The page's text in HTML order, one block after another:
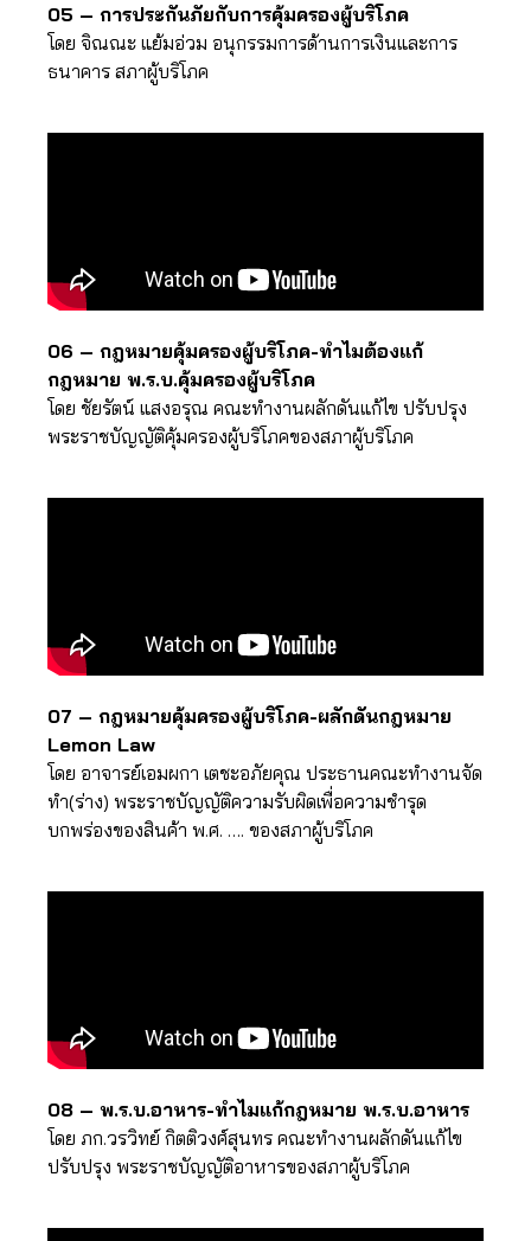
05 – การประกันภัยกับการคุ้มครองผู้บริโภค
โดย จิณณะ แย้มอ่วม อนุกรรมการด้านการเงินและการ
ธนาคาร สภาผู้บริโภค
06 – กฎหมายคุ้มครองผู้บริโภค-ทำไมต้องแก้
กฎหมาย พ.ร.บ.คุ้มครองผู้บริโภค
โดย ชัยรัตน์ แสงอรุณ คณะทำงานผลักดันแก้ไข ปรับปรุง
พระราชบัญญัติคุ้มครองผู้บริโภคของสภาผู้บริโภค
07 – กฎหมายคุ้มครองผู้บริโภค-ผลักดันกฎหมาย
Lemon Law
โดย อาจารย์เอมผกา เตชะอภัยคุณ ประธานคณะทำงานจัด
ทำ(ร่าง) พระราชบัญญัติความรับผิดเพื่อความชำรุด
บกพร่องของสินค้า พ.ศ. …. ของสภาผู้บริโภค
08 – พ.ร.บ.อาหาร-ทำไมแก้กฎหมาย พ.ร.บ.อาหาร
โดย ภก.วรวิทย์ กิตติวงศ์สุนทร คณะทำงานผลักดันแก้ไข
ปรับปรุง พระราชบัญญัติอาหารของสภาผู้บริโภค